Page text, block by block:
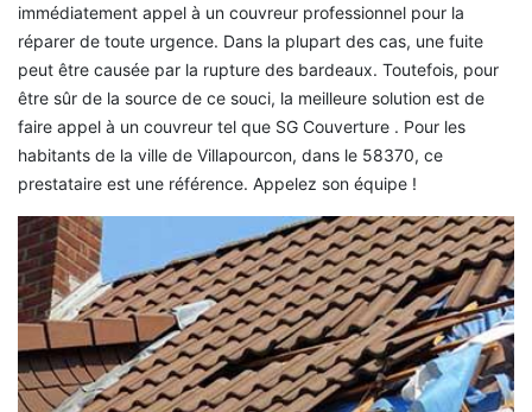
immédiatement appel à un couvreur professionnel pour la
réparer de toute urgence. Dans la plupart des cas, une fuite
peut être causée par la rupture des bardeaux. Toutefois, pour
être sûr de la source de ce souci, la meilleure solution est de
faire appel à un couvreur tel que SG Couverture . Pour les
habitants de la ville de Villapourcon, dans le 58370, ce
prestataire est une référence. Appelez son équipe !